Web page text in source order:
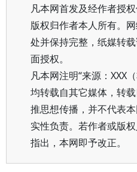
凡本网首发及经作者授
版权归作者本人所有。
处并保持完整，纸媒转
面授权。
凡本网注明“来源：XXX
均转载自其它媒体，转
推思想传播，并不代表
实性负责。若作者或版
指出，本网即予改正。